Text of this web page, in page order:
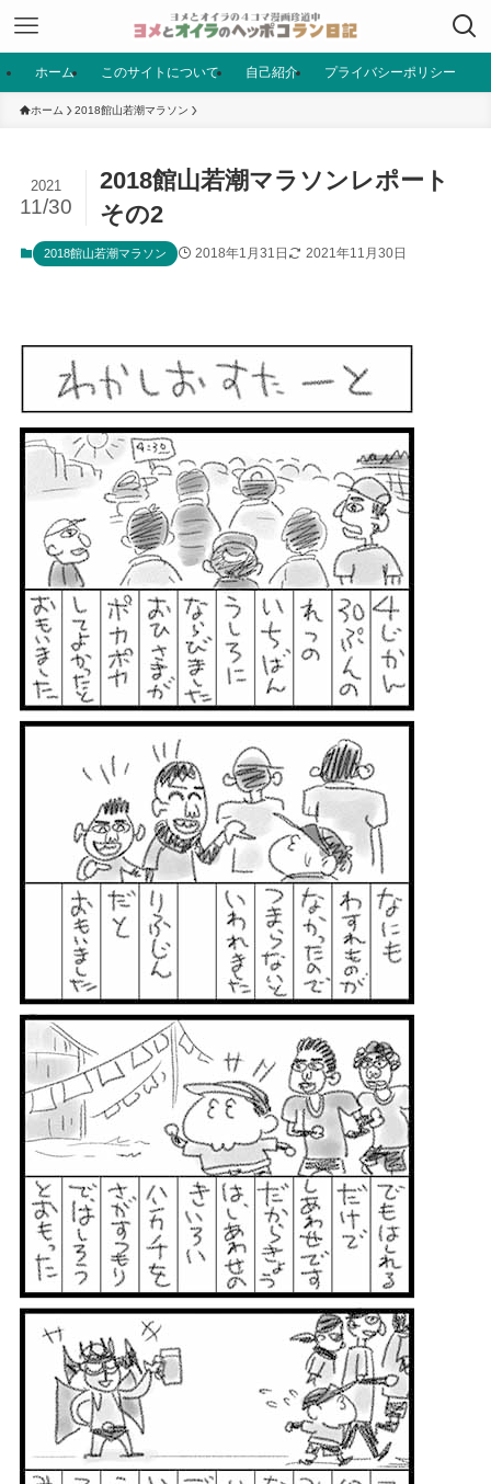
ホーム このサイトについて 自己紹介 プライバシーポリシー
ホーム 2018館山若潮マラソン
2018館山若潮マラソンレポート
その2
2021
11/30
2018館山若潮マラソン 2018年1月31日 2021年11月30日